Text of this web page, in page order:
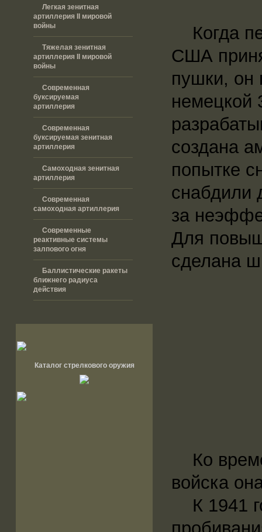
Легкая зенитная
артиллерия II мировой
войны
Тяжелая зенитная
артиллерия II мировой
войны
Современная
буксируемая
артиллерия
Современная
буксируемая зенитная
артиллерия
Самоходная зенитная
артиллерия
Современная
самоходная артиллерия
Современные
реактивные системы
залпового огня
Баллистические ракеты
ближнего радиуса
действия
Каталог стрелкового оружия
Когда
США
пушки, он
немецкой
создана
попытке
снабдили
за
Для
сделана
Ко
войска
К 1941